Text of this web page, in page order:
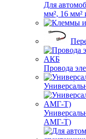
Для
мм², 16 мм²
Провода
АМГ-Т)